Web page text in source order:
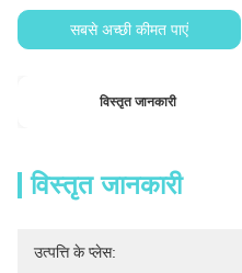
सबसे अच्छी कीमत पाएं
विस्तृत जानकारी
विस्तृत जानकारी
उत्पत्ति के प्लेस: